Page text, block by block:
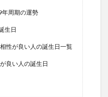
年周期の運勢
生日
性が良い人の誕生日一覧
良い人の誕生日